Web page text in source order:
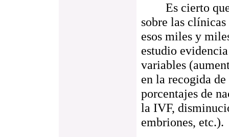
Es cierto que
sobre las
esos miles y
estudio
variables
en la recogida
porcentajes de
la IVF,
embriones, etc.).